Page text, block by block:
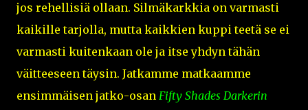
jos rehellisiä ollaan. Silmäkarkkia on varmasti
kaikille tarjolla, mutta kaikkien kuppi teetä se ei
varmasti kuitenkaan ole ja itse yhdyn tähän
väitteeseen täysin. Jatkamme matkaamme
ensimmäisen jatko-osan Fifty Shades Darkerin